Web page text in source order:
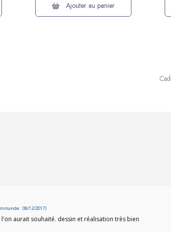
Ajouter au panier
: 08/12/2017)
aurait souhaité. dessin et réalisation très bien